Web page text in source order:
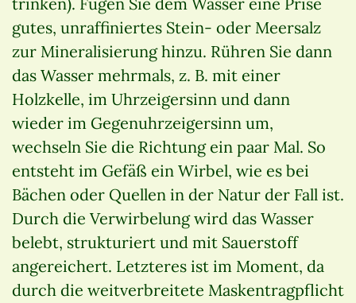
gutes, unraffiniertes Stein- oder Meersalz
zur Mineralisierung hinzu. Rühren Sie dann
das Wasser mehrmals, z. B. mit einer
Holzkelle, im Uhrzeigersinn und dann
wieder im Gegenuhrzeigersinn um,
wechseln Sie die Richtung ein paar Mal. So
entsteht im Gefäß ein Wirbel, wie es bei
Bächen oder Quellen in der Natur der Fall ist.
Durch die Verwirbelung wird das Wasser
belebt, strukturiert und mit Sauerstoff
angereichert. Letzteres ist im Moment, da
durch die weitverbreitete Maskentragpflicht